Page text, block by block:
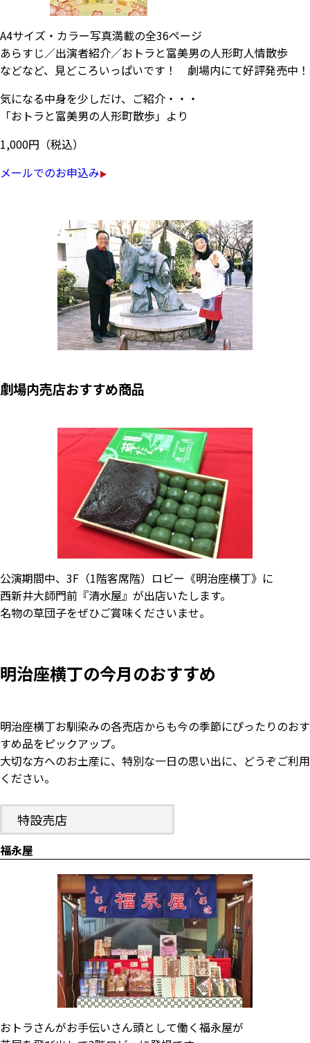
A4サイズ・カラー写真満載の全36ページ
あらすじ／出演者紹介／おトラと富美男の人形町人情散歩
などなど、見どころいっぱいです！ 劇場内にて好評発売中！
気になる中身を少しだけ、ご紹介・・・
「おトラと富美男の人形町散歩」より
1,000円（税込）
メールでのお申込み
劇場内売店おすすめ商品
公演期間中、3F（1階客席階）ロビー《明治座横丁》に
西新井大師門前『清水屋』が出店いたします。
名物の草団子をぜひご賞味くださいませ。
明治座横丁の今月のおすすめ
明治座横丁お馴染みの各売店からも今の季節にぴったりのおす
すめ品をピックアップ。
大切な方へのお土産に、特別な一日の思い出に、どうぞご利用
ください。
特設売店
福永屋
おトラさんがお手伝いさん頭として働く福永屋が